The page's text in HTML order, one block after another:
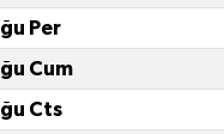
Per
Cum
Cts